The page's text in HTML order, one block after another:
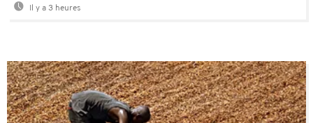
Il y a 3 heures